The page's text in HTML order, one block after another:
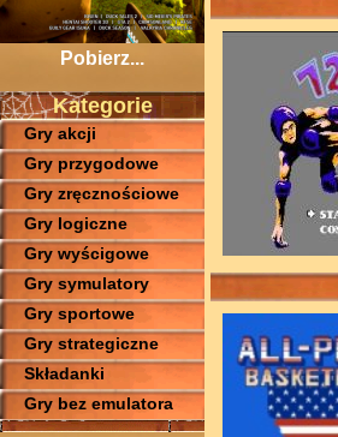
Pobierz...
Kategorie
Gry akcji
Gry przygodowe
Gry zręcznościowe
Gry logiczne
Gry wyścigowe
Gry symulatory
Gry sportowe
Gry strategiczne
Składanki
Gry bez emulatora